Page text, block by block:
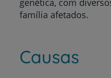
genética, com
família afetados.
Causas